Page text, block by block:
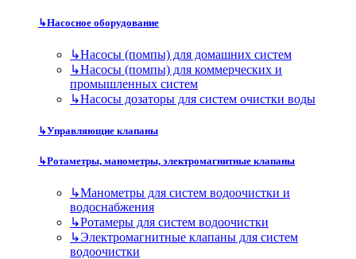
↳Насосное оборудование
↳Насосы (помпы) для домашних систем
↳Насосы (помпы) для коммерческих и
промышленных систем
↳Насосы дозаторы для систем очистки воды
↳Управляющие клапаны
↳Ротаметры, манометры, электромагнитные клапаны
↳Манометры для систем водоочистки и
водоснабжения
↳Ротамеры для систем водоочистки
↳Электромагнитные клапаны для систем
водоочистки